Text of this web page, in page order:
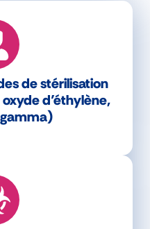
de stérilisation
d’éthylène,